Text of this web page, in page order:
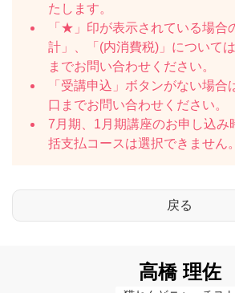
たします。
「★」印が表示されている場合
計」、「(内消費税)」について
までお問い合わせください。
「受講申込」ボタンがない場合
口までお問い合わせください。
7月期、1月期講座のお申し込み
括支払コースは選択できません。
高橋 理佐